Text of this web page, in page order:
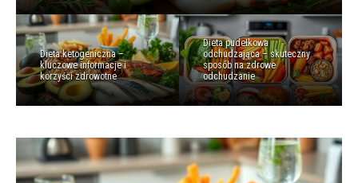
Dieta ketogeniczna –
kluczowe informacje i
korzyści zdrowotne
Dieta pudełkowa
odchudzająca – skuteczny
sposób na zdrowe
odchudzanie